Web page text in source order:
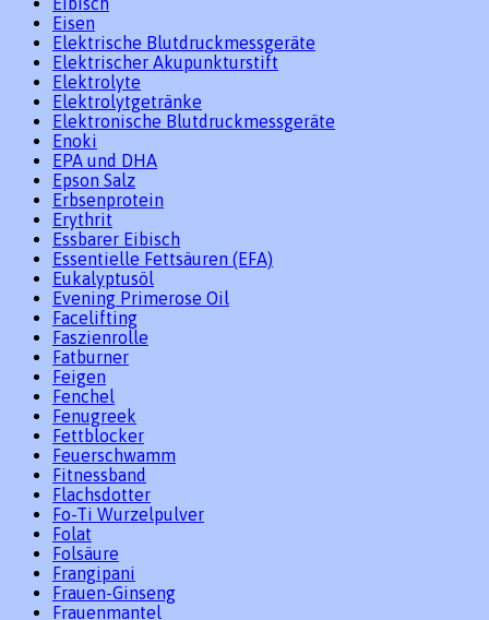
Eisen
Elektrische Blutdruckmessgeräte
Elektrischer Akupunkturstift
Elektrolyte
Elektrolytgetränke
Elektronische Blutdruckmessgeräte
Enoki
EPA und DHA
Epson Salz
Erbsenprotein
Erythrit
Essbarer Eibisch
Essentielle Fettsäuren (EFA)
Eukalyptusöl
Evening Primerose Oil
Facelifting
Faszienrolle
Fatburner
Feigen
Fenchel
Fenugreek
Fettblocker
Feuerschwamm
Fitnessband
Flachsdotter
Fo-Ti Wurzelpulver
Folat
Folsäure
Frangipani
Frauen-Ginseng
Frauenmantel